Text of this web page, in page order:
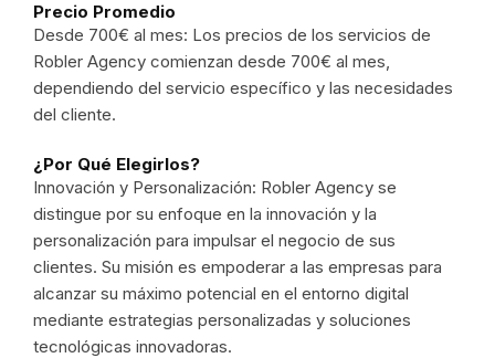
Precio Promedio
Desde 700€ al mes: Los precios de los servicios de
Robler Agency comienzan desde 700€ al mes,
dependiendo del servicio específico y las necesidades
del cliente.
¿Por Qué Elegirlos?
Innovación y Personalización: Robler Agency se
distingue por su enfoque en la innovación y la
personalización para impulsar el negocio de sus
clientes. Su misión es empoderar a las empresas para
alcanzar su máximo potencial en el entorno digital
mediante estrategias personalizadas y soluciones
tecnológicas innovadoras.